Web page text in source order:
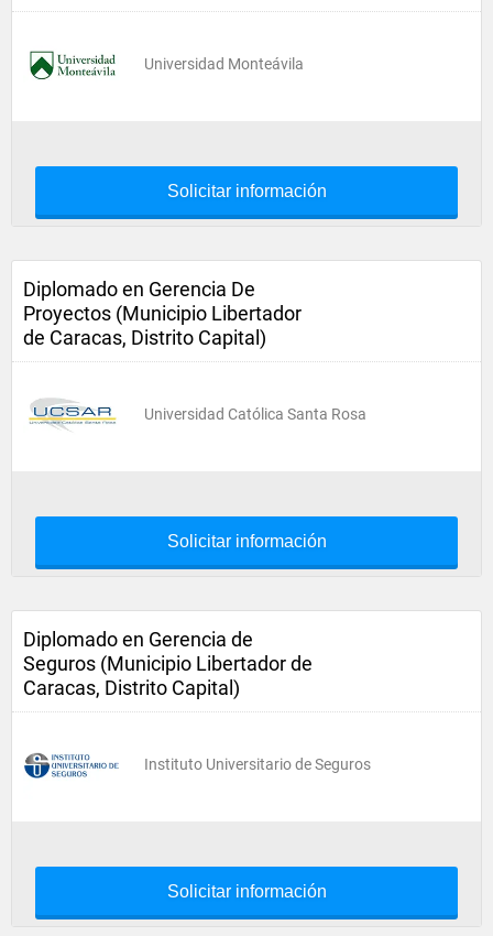
Universidad Monteávila
Solicitar información
Diplomado en Gerencia De
Proyectos (Municipio Libertador
de Caracas, Distrito Capital)
Universidad Católica Santa Rosa
Solicitar información
Diplomado en Gerencia de
Seguros (Municipio Libertador de
Caracas, Distrito Capital)
Instituto Universitario de Seguros
Solicitar información